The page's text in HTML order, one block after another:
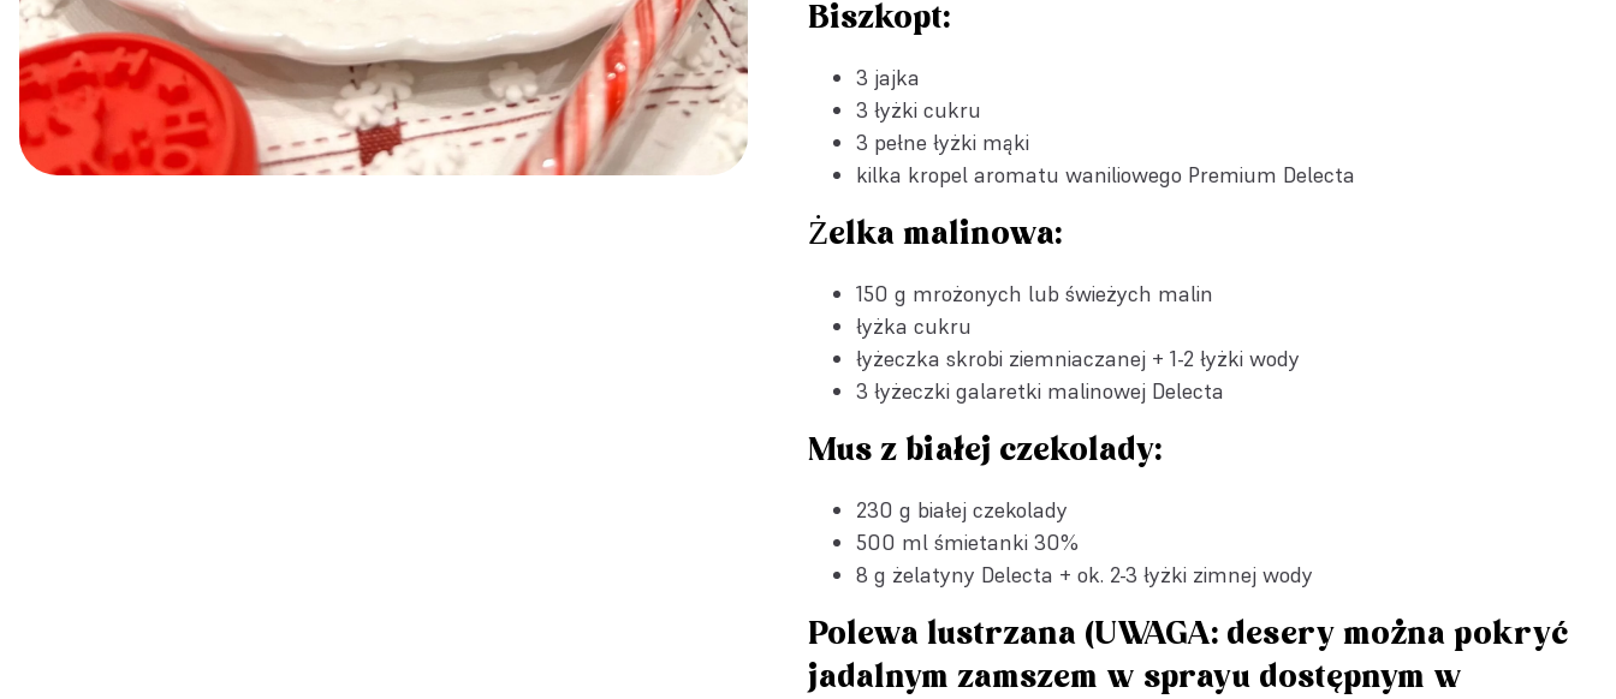
Biszkopt:
3 jajka
3 łyżki cukru
3 pełne łyżki mąki
kilka kropel aromatu waniliowego Premium Delecta
Żelka malinowa:
150 g mrożonych lub świeżych malin
łyżka cukru
łyżeczka skrobi ziemniaczanej + 1-2 łyżki wody
3 łyżeczki galaretki malinowej Delecta
Mus z białej czekolady:
230 g białej czekolady
500 ml śmietanki 30%
8 g żelatyny Delecta + ok. 2-3 łyżki zimnej wody
Polewa lustrzana (UWAGA: desery można pokryć
jadalnym zamszem w sprayu dostępnym w